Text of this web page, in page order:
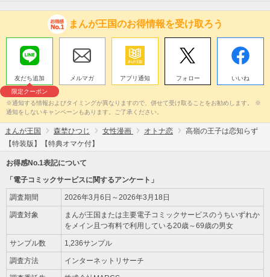
まんが王国のお得情報を受け取ろう
友だち追加
限定クーポン
メルマガ アプリ通知 フォロー いいね
※通知する情報およびタイミングが異なりますので、併せて受け取ることをお勧めします。 ※
通知をしないキャンペーンもあります。ご了承ください。
まんが王国 森埜ひつじ 女性漫画 オトナ恋
高嶺の王子は恋知らず
【特装版】【特典オマケ付】
お得感No.1表記について
「電子コミックサービスに関するアンケート」
調査期間 2026年3月6日～2026年3月18日
調査対象
まんが王国または主要電子コミックサービスのうちいずれか
をメイン且つ有料で利用している20歳～69歳の男女
サンプル数 1,236サンプル
調査方法 インターネットリサーチ